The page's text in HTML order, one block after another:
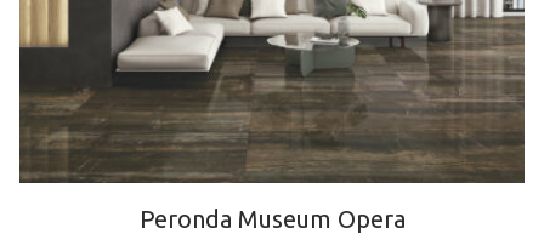
Peronda Museum Opera